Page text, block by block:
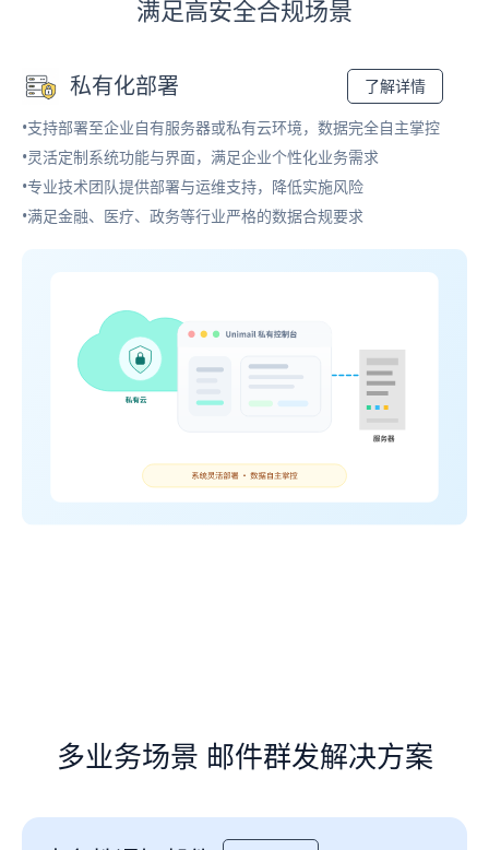
满足高安全合规场景
私有化部署 了解详情
•支持部署至企业自有服务器或私有云环境，数据完全自主掌控
•灵活定制系统功能与界面，满足企业个性化业务需求
•专业技术团队提供部署与运维支持，降低实施风险
•满足金融、医疗、政务等行业严格的数据合规要求
多业务场景 邮件群发解决方案